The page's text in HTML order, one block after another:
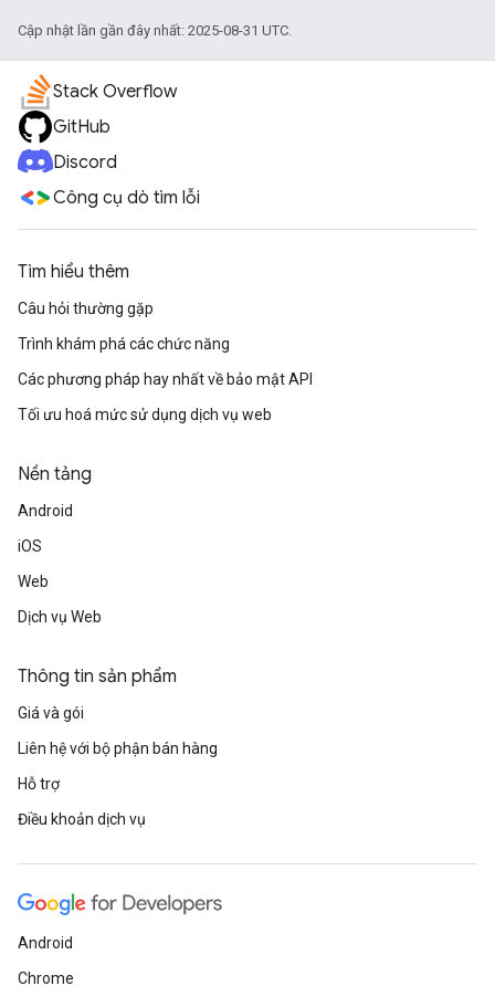
Cập nhật lần gần đây nhất: 2025-08-31 UTC.
Stack Overflow
GitHub
Discord
Công cụ dò tìm lỗi
Tìm hiểu thêm
Câu hỏi thường gặp
Trình khám phá các chức năng
Các phương pháp hay nhất về bảo mật API
Tối ưu hoá mức sử dụng dịch vụ web
Nền tảng
Android
iOS
Web
Dịch vụ Web
Thông tin sản phẩm
Giá và gói
Liên hệ với bộ phận bán hàng
Hỗ trợ
Điều khoản dịch vụ
Android
Chrome